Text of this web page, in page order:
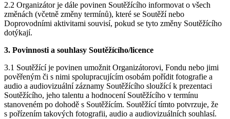
2.2 Organizátor je dále povinen Soutěžícího informovat o všech
změnách (včetně změny termínů), které se Soutěží nebo
Doprovodními aktivitami souvisí, pokud se tyto změny Soutěžícího
dotýkají.
3. Povinnosti a souhlasy Soutěžícího/licence
3.1 Soutěžící je povinen umožnit Organizátorovi, Fondu nebo jimi
pověřeným či s nimi spolupracujícím osobám pořídit fotografie a
audio a audiovizuální záznamy Soutěžícího sloužící k prezentaci
Soutěžícího, jeho talentu a hodnocení Soutěžícího v termínu
stanoveném po dohodě s Soutěžícím. Soutěžící tímto potvrzuje, že
s pořízením takových fotografii, audio a audiovizuálních souhlasí.